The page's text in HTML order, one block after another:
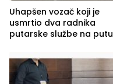
Uhapšen vozač koji je
usmrtio dva radnika
putarske službe na putu
(FOTO)